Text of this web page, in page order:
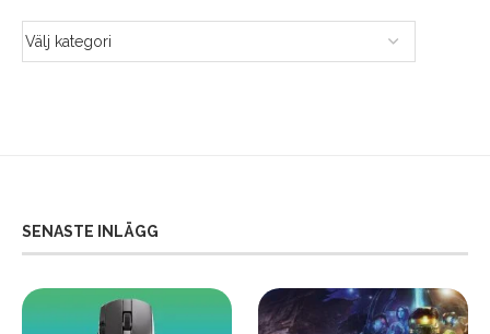
SENASTE INLÄGG